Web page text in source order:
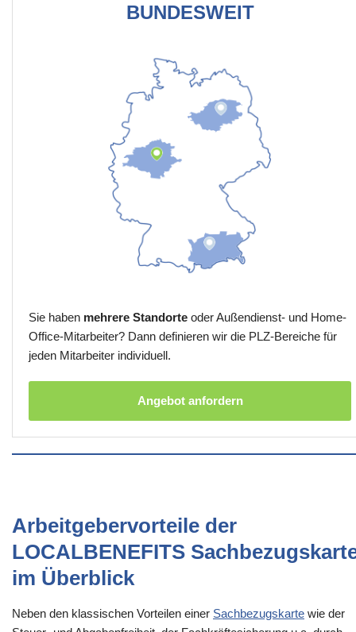
BUNDESWEIT
Sie haben mehrere Standorte oder Außendienst- und Home-
Office-Mitarbeiter? Dann definieren wir die PLZ-Bereiche für
jeden Mitarbeiter individuell.
Angebot anfordern
Arbeitgebervorteile der
LOCALBENEFITS
im Überblick
Neben den klassischen Vorteilen einer Sachbezugskarte wie der